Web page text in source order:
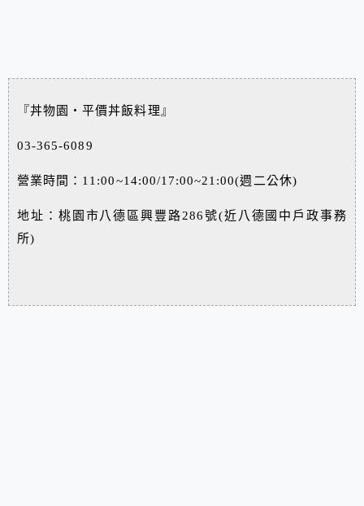
『丼物園‧平價丼飯料理』
03-365-6089
營業時間：11:00~14:00/17:00~21:00(週二公休)
地址：桃園市八德區興豐路286號(近八德國中戶政事務
所)